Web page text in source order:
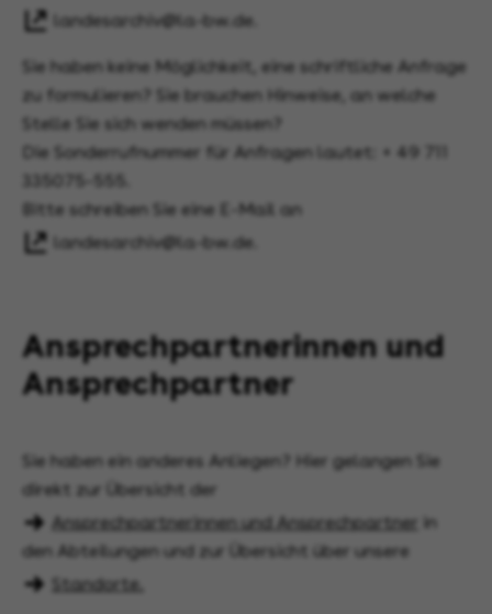
landesarchiv@la-bw.de
Sie haben keine Möglichkeit, eine schriftliche Anfrage
zu formulieren? Sie brauchen Hinweise, an welche
Stelle Sie sich wenden müssen?
Die Sonderrufnummer für Anfragen lautet: + 49 711
Bitte schreiben Sie eine E-Mail an
landesarchiv@la-bw.de
Ansprechpartnerinnen und
Ansprechpartner
Sie haben ein anderes Anliegen? Hier gelangen Sie
direkt zur Übersicht der
Ansprechpartnerinnen und Ansprechpartner in
den Abteilungen und zur Übersicht über unsere
Standorte.